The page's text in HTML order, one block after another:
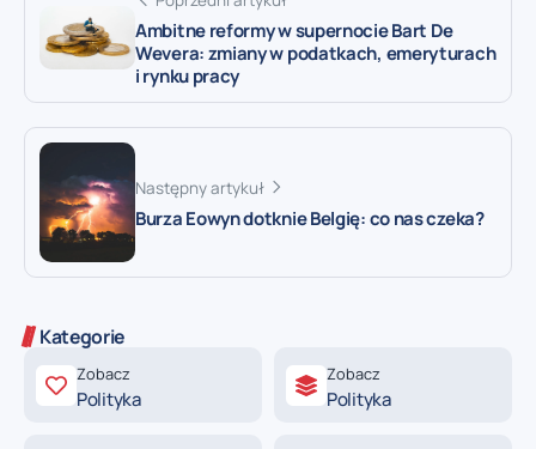
Ambitne reformy w supernocie Bart De
Wevera: zmiany w podatkach, emeryturach
i rynku pracy
Następny artykuł
Burza Eowyn dotknie Belgię: co nas czeka?
Kategorie
Zobacz
Polityka
Zobacz
Polityka